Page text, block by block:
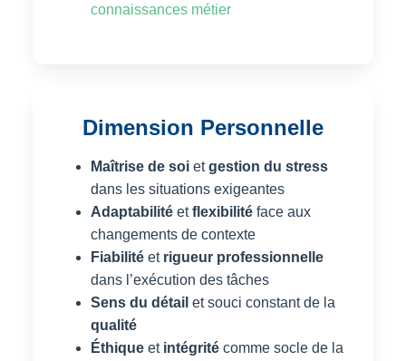
connaissances métier
Dimension Personnelle
Maîtrise de soi etgestion du stress
dans les situations exigeantes
Adaptabilité etflexibilité face aux
changements de contexte
Fiabilité et rigueur professionnelle
dans l’exécution des tâches
Sens du détail et souci constant de la
qualité
Éthique et intégrité comme socle de la